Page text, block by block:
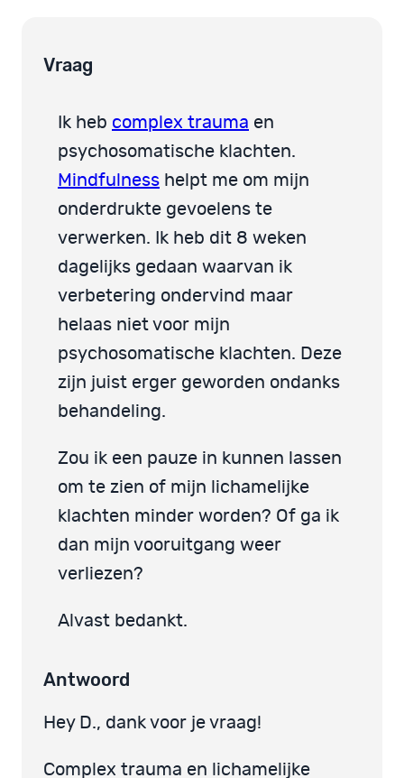
Vraag
Ik heb complex trauma en
psychosomatische klachten.
Mindfulness helpt me om mijn
onderdrukte gevoelens te
verwerken. Ik heb dit 8 weken
dagelijks gedaan waarvan ik
verbetering ondervind maar
helaas niet voor mijn
psychosomatische klachten. Deze
zijn juist erger geworden ondanks
behandeling.
Zou ik een pauze in kunnen lassen
om te zien of mijn lichamelijke
klachten minder worden? Of ga ik
dan mijn vooruitgang weer
verliezen?
Alvast bedankt.
Antwoord
Hey D., dank voor je vraag!
Complex trauma en lichamelijke